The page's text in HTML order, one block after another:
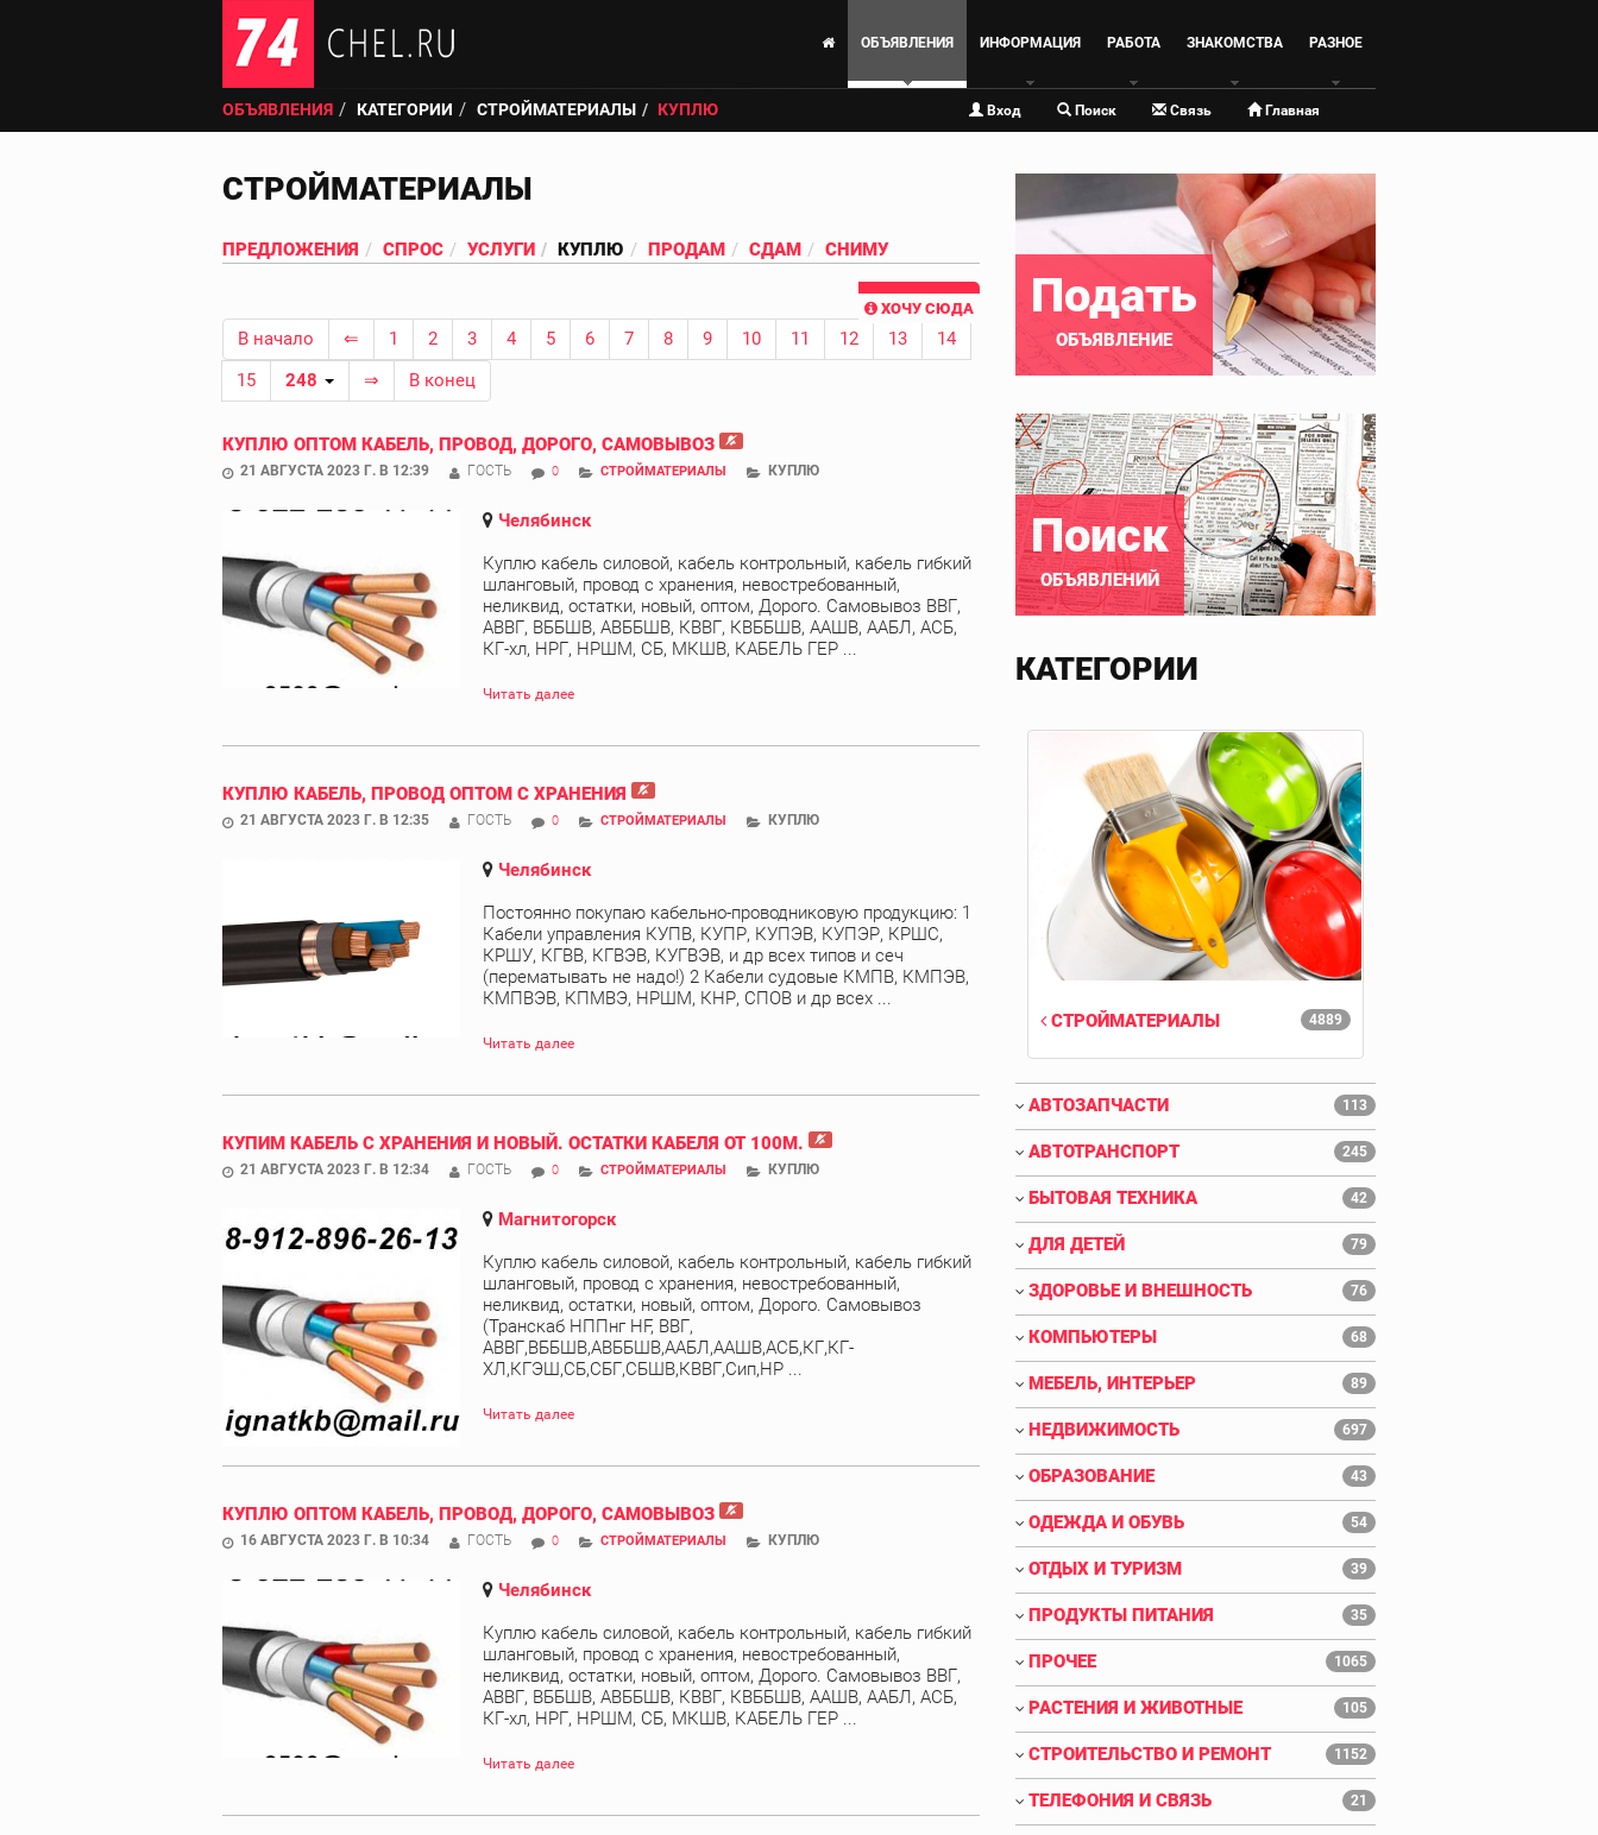
ОБЪЯВЛЕНИЯ ИНФОРМАЦИЯ РАБОТА ЗНАКОМСТВА РАЗНОЕ
ОБЪЯВЛЕНИЯ КАТЕГОРИИ СТРОЙМАТЕРИАЛЫ КУПЛЮ Вход Поиск Связь Главная
СТРОЙМАТЕРИАЛЫ
ПРЕДЛОЖЕНИЯ СПРОС УСЛУГИ КУПЛЮ ПРОДАМ СДАМ СНИМУ
ХОЧУ СЮДА
В начало ⇐ 1 2 3 4 5 6 7 8 9 10 11 12 13
14
15
248 ⇒ В конец
КУПЛЮ ОПТОМ КАБЕЛЬ, ПРОВОД, ДОРОГО, САМОВЫВОЗ
21 АВГУСТА 2023 Г. В 12:39 ГОСТЬ 0 СТРОЙМАТЕРИАЛЫ КУПЛЮ
Челябинск
Куплю кабель силовой, кабель контрольный, кабель гибкий
шланговый, провод с хранения, невостребованный,
неликвид, остатки, новый, оптом, Дорого. Самовывоз ВВГ,
АВВГ, ВББШВ, АВББШВ, КВВГ, КВББШВ, ААШВ, ААБЛ, АСБ,
КГ-хл, НРГ, НРШМ, СБ, МКШВ, КАБЕЛЬ ГЕР ...
Читать далее
КУПЛЮ КАБЕЛЬ, ПРОВОД ОПТОМ С ХРАНЕНИЯ
21 АВГУСТА 2023 Г. В 12:35 ГОСТЬ 0 СТРОЙМАТЕРИАЛЫ КУПЛЮ
Челябинск
Постоянно покупаю кабельно-проводниковую продукцию: 1
Кабели управления КУПВ, КУПР, КУПЭВ, КУПЭР, КРШС,
КРШУ, КГВВ, КГВЭВ, КУГВЭВ, и др всех типов и сеч
(перематывать не надо!) 2 Кабели судовые КМПВ, КМПЭВ,
КМПВЭВ, КПМВЭ, НРШМ, КНР, СПОВ и др всех ...
Читать далее
КУПИМ КАБЕЛЬ С ХРАНЕНИЯ И НОВЫЙ. ОСТАТКИ КАБЕЛЯ ОТ 100М.
21 АВГУСТА 2023 Г. В 12:34 ГОСТЬ 0 СТРОЙМАТЕРИАЛЫ КУПЛЮ
Магнитогорск
Куплю кабель силовой, кабель контрольный, кабель гибкий
шланговый, провод с хранения, невостребованный,
неликвид, остатки, новый, оптом, Дорого. Самовывоз
(Транскаб НППнг HF, ВВГ,
АВВГ,ВББШВ,АВББШВ,ААБЛ,ААШВ,АСБ,КГ,КГ-
ХЛ,КГЭШ,СБ,СБГ,СБШВ,КВВГ,Сип,НР ...
Читать далее
КУПЛЮ ОПТОМ КАБЕЛЬ, ПРОВОД, ДОРОГО, САМОВЫВОЗ
16 АВГУСТА 2023 Г. В 10:34 ГОСТЬ 0 СТРОЙМАТЕРИАЛЫ КУПЛЮ
Челябинск
Куплю кабель силовой, кабель контрольный, кабель гибкий
шланговый, провод с хранения, невостребованный,
неликвид, остатки, новый, оптом, Дорого. Самовывоз ВВГ,
АВВГ, ВББШВ, АВББШВ, КВВГ, КВББШВ, ААШВ, ААБЛ, АСБ,
КГ-хл, НРГ, НРШМ, СБ, МКШВ, КАБЕЛЬ ГЕР ...
Читать далее
Подать
ОБЪЯВЛЕНИЕ
Поиск
ОБЪЯВЛЕНИЙ
КАТЕГОРИИ
4889
СТРОЙМАТЕРИАЛЫ
АВТОЗАПЧАСТИ 113
АВТОТРАНСПОРТ 245
БЫТОВАЯ ТЕХНИКА 42
ДЛЯ ДЕТЕЙ 79
ЗДОРОВЬЕ И ВНЕШНОСТЬ 76
КОМПЬЮТЕРЫ 68
МЕБЕЛЬ, ИНТЕРЬЕР 89
НЕДВИЖИМОСТЬ 697
ОБРАЗОВАНИЕ 43
ОДЕЖДА И ОБУВЬ 54
ОТДЫХ И ТУРИЗМ 39
ПРОДУКТЫ ПИТАНИЯ 35
ПРОЧЕЕ 1065
РАСТЕНИЯ И ЖИВОТНЫЕ 105
СТРОИТЕЛЬСТВО И РЕМОНТ 1152
ТЕЛЕФОНИЯ И СВЯЗЬ 21